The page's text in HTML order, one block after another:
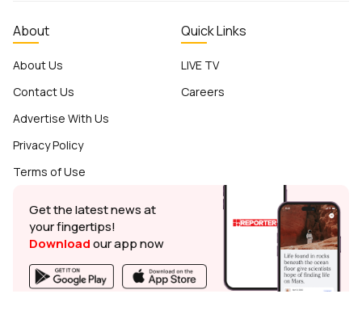
About
About Us
Contact Us
Advertise With Us
Privacy Policy
Terms of Use
Quick Links
LIVE TV
Careers
Get the latest news at
your fingertips!
Downloadour app now